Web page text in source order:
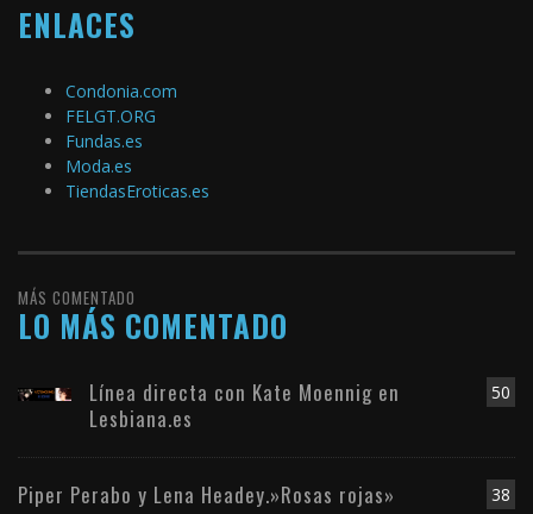
ENLACES
Condonia.com
FELGT.ORG
Fundas.es
Moda.es
TiendasEroticas.es
MÁS COMENTADO
LO MÁS COMENTADO
50
Línea directa con Kate Moennig en
Lesbiana.es
38
Piper Perabo y Lena Headey.»Rosas rojas»